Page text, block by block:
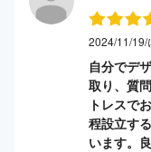
2024/11/19/
自分でデ
取り、質
トレスで
程設立す
います。